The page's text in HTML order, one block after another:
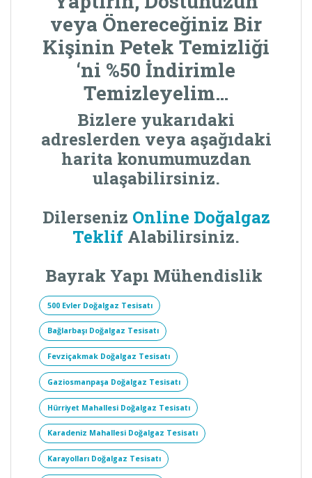
veya Önereceğiniz Bir
Kişinin Petek Temizliği
‘ni %50 İndirimle
Temizleyelim…
Bizlere yukarıdaki
adreslerden veya aşağıdaki
harita konumumuzdan
ulaşabilirsiniz.
Dilerseniz Online Doğalgaz
Teklif Alabilirsiniz.
Bayrak Yapı Mühendislik
500 Evler Doğalgaz Tesisatı
Bağlarbaşı Doğalgaz Tesisatı
Fevziçakmak Doğalgaz Tesisatı
Gaziosmanpaşa Doğalgaz Tesisatı
Hürriyet Mahallesi Doğalgaz Tesisatı
Karadeniz Mahallesi Doğalgaz Tesisatı
Karayolları Doğalgaz Tesisatı